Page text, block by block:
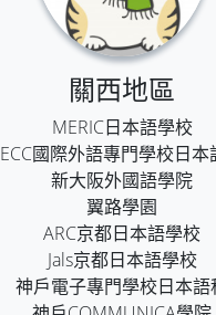
關西地區
MERIC日本語學校
ECC國際外語專門學校日本
新大阪外國語學院
翼路學園
ARC京都日本語學校
Jals京都日本語學校
神戶電子專門學校日本語